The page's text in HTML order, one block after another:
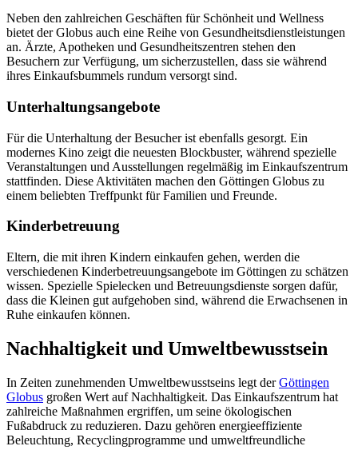
Neben den zahlreichen Geschäften für Schönheit und Wellness
bietet der Globus auch eine Reihe von Gesundheitsdienstleistungen
an. Ärzte, Apotheken und Gesundheitszentren stehen den
Besuchern zur Verfügung, um sicherzustellen, dass sie während
ihres Einkaufsbummels rundum versorgt sind.
Unterhaltungsangebote
Für die Unterhaltung der Besucher ist ebenfalls gesorgt. Ein
modernes Kino zeigt die neuesten Blockbuster, während spezielle
Veranstaltungen und Ausstellungen regelmäßig im Einkaufszentrum
stattfinden. Diese Aktivitäten machen den Göttingen Globus zu
einem beliebten Treffpunkt für Familien und Freunde.
Kinderbetreuung
Eltern, die mit ihren Kindern einkaufen gehen, werden die
verschiedenen Kinderbetreuungsangebote im Göttingen zu schätzen
wissen. Spezielle Spielecken und Betreuungsdienste sorgen dafür,
dass die Kleinen gut aufgehoben sind, während die Erwachsenen in
Ruhe einkaufen können.
Nachhaltigkeit und Umweltbewusstsein
In Zeiten zunehmenden Umweltbewusstseins legt derGöttingen
Globus großen Wert auf Nachhaltigkeit. Das Einkaufszentrum hat
zahlreiche Maßnahmen ergriffen, um seine ökologischen
Fußabdruck zu reduzieren. Dazu gehören energieeffiziente
Beleuchtung, Recyclingprogramme und umweltfreundliche